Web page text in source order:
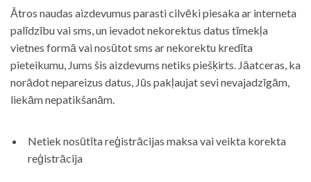
Ātros naudas aizdevumus parasti cilvēki piesaka ar interneta
palīdzību vai sms, un ievadot nekorektus datus tīmekļa
vietnes formā vai nosūtot sms ar nekorektu kredīta
pieteikumu, Jums šis aizdevums netiks piešķirts. Jāatceras, ka
norādot nepareizus datus, Jūs pakļaujat sevi nevajadzīgām,
liekām nepatikšanām.
Netiek nosūtīta reģistrācijas maksa vai veikta korekta
reģistrācija